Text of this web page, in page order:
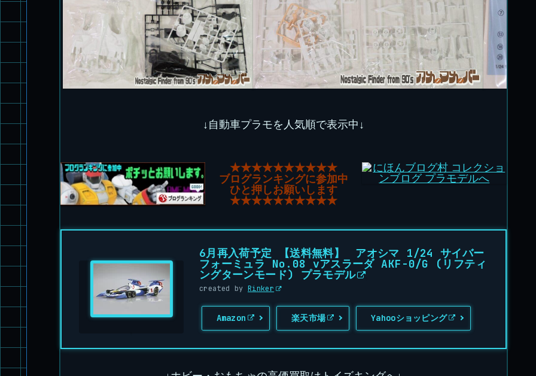
↓自動車プラモを人気順で表示中↓
★★★★★★★★★★
ブログランキングに参加中
ひと押しお願いします
★★★★★★★★★★
6月再入荷予定 【送料無料】 アオシマ 1/24 サイバー
フォーミュラ No.08 νアスラーダ AKF-0/G (リフティ
ングターンモード) プラモデル
created by Rinker
Amazon 楽天市場 Yahooショッピング